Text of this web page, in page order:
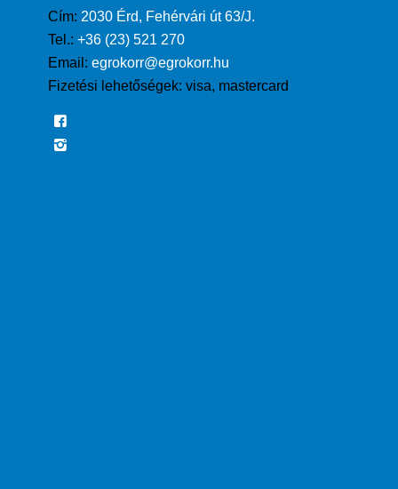
Cím: 2030 Érd, Fehérvári út 63/J.
Tel.: +36 (23) 521 270
Email: egrokorr@egrokorr.hu
Fizetési lehetőségek: visa, mastercard